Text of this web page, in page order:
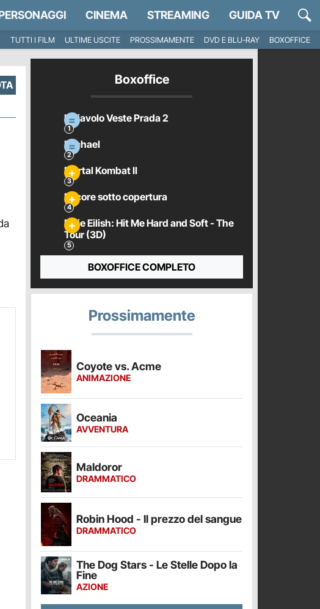
CINEMA STREAMING GUIDA TV
TUTTI I FILM ULTIME USCITE PROSSIMAMENTE DVD E BLU-RAY
BOXOFFICE
Boxoffice
Il Diavolo Veste Prada 2
Michael
Mortal Kombat II
Pecore sotto copertura
Billie Eilish: Hit Me Hard and Soft - The
Tour (3D)
BOXOFFICE COMPLETO
Prossimamente
Coyote vs. Acme
ANIMAZIONE
Oceania
AVVENTURA
Maldoror
DRAMMATICO
Robin Hood - Il prezzo del sangue
DRAMMATICO
The Dog Stars - Le Stelle Dopo la
Fine
AZIONE